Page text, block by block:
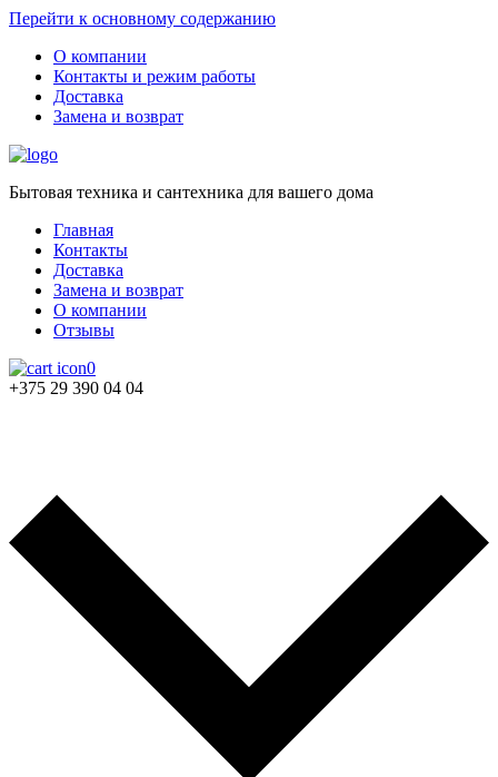
Перейти к основному содержанию
О компании
Контакты и режим работы
Доставка
Замена и возврат
Бытовая техника и сантехника для вашего дома
Главная
Контакты
Доставка
Замена и возврат
О компании
Отзывы
0
+375 29 390 04 04